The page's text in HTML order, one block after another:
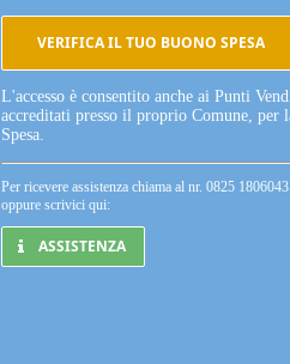
VERIFICA IL TUO BUONO SPESA
L'accesso è consentito anche ai Punti
accreditati presso il proprio Comune, per
Spesa.
Per ricevere assistenza chiama al nr. 0825 1806043
oppure scrivici qui:
ASSISTENZA